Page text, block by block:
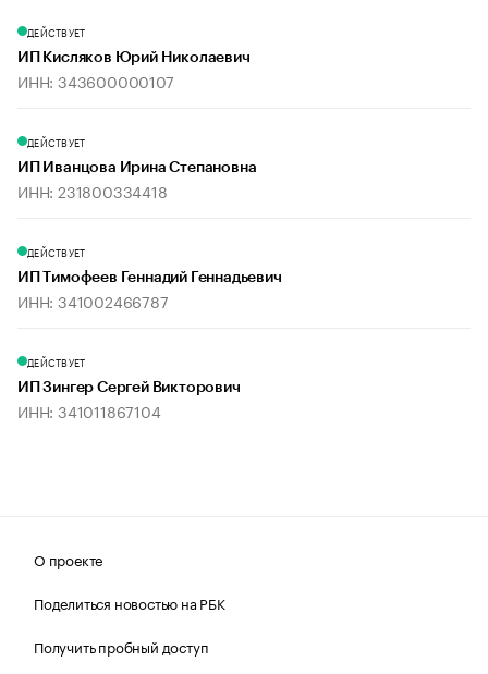
ДЕЙСТВУЕТ
ИП Кисляков Юрий Николаевич
ИНН: 343600000107
ДЕЙСТВУЕТ
ИП Иванцова Ирина Степановна
ИНН: 231800334418
ДЕЙСТВУЕТ
ИП Тимофеев Геннадий Геннадьевич
ИНН: 341002466787
ДЕЙСТВУЕТ
ИП Зингер Сергей Викторович
ИНН: 341011867104
О проекте
Поделиться новостью на РБК
Получить пробный доступ